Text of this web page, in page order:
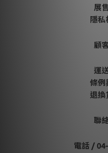
展
隱私
顧
運
條例
退換
聯
電話 /